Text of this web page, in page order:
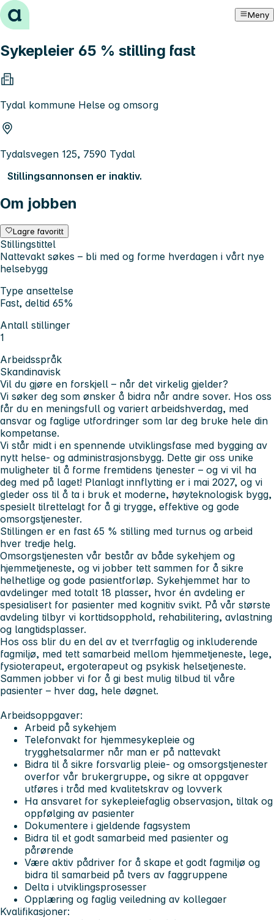
Hopp til innhold Meny
Sykepleier 65 % stilling fast
Tydal kommune Helse og omsorg
Tydalsvegen 125, 7590 Tydal
Stillingsannonsen er inaktiv.
Om jobben
Lagre favoritt
Stillingstittel
Nattevakt søkes – bli med og forme hverdagen i vårt nye
helsebygg
Type ansettelse
Fast, deltid 65%
Antall stillinger
1
Arbeidsspråk
Skandinavisk
Vil du gjøre en forskjell – når det virkelig gjelder?
Vi søker deg som ønsker å bidra når andre sover. Hos oss
får du en meningsfull og variert arbeidshverdag, med
ansvar og faglige utfordringer som lar deg bruke hele din
kompetanse.
Vi står midt i en spennende utviklingsfase med bygging av
nytt helse- og administrasjonsbygg. Dette gir oss unike
muligheter til å forme fremtidens tjenester – og vi vil ha
deg med på laget! Planlagt innflytting er i mai 2027, og vi
gleder oss til å ta i bruk et moderne, høyteknologisk bygg,
spesielt tilrettelagt for å gi trygge, effektive og gode
omsorgstjenester.
Stillingen er en fast 65 % stilling med turnus og arbeid
hver tredje helg.
Omsorgstjenesten vår består av både sykehjem og
hjemmetjeneste, og vi jobber tett sammen for å sikre
helhetlige og gode pasientforløp. Sykehjemmet har to
avdelinger med totalt 18 plasser, hvor én avdeling er
spesialisert for pasienter med kognitiv svikt. På vår største
avdeling tilbyr vi korttidsopphold, rehabilitering, avlastning
og langtidsplasser.
Hos oss blir du en del av et tverrfaglig og inkluderende
fagmiljø, med tett samarbeid mellom hjemmetjeneste, lege,
fysioterapeut, ergoterapeut og psykisk helsetjeneste.
Sammen jobber vi for å gi best mulig tilbud til våre
pasienter – hver dag, hele døgnet.
Arbeidsoppgaver:
Arbeid på sykehjem
Telefonvakt for hjemmesykepleie og
trygghetsalarmer når man er på nattevakt
Bidra til å sikre forsvarlig pleie- og omsorgstjenester
overfor vår brukergruppe, og sikre at oppgaver
utføres i tråd med kvalitetskrav og lovverk
Ha ansvaret for sykepleiefaglig observasjon, tiltak og
oppfølging av pasienter
Dokumentere i gjeldende fagsystem
Bidra til et godt samarbeid med pasienter og
pårørende
Være aktiv pådriver for å skape et godt fagmiljø og
bidra til samarbeid på tvers av faggruppene
Delta i utviklingsprosesser
Opplæring og faglig veiledning av kollegaer
Kvalifikasjoner: